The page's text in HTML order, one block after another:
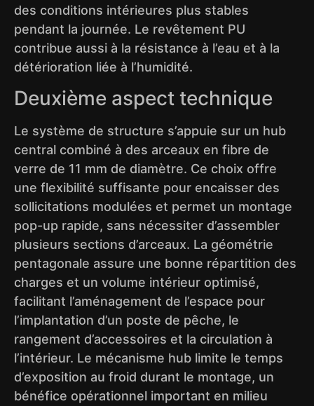
des conditions intérieures plus stables
pendant la journée. Le revêtement PU
contribue aussi à la résistance à l’eau et à la
détérioration liée à l’humidité.
Deuxième aspect technique
Le système de structure s’appuie sur un hub
central combiné à des arceaux en fibre de
verre de 11 mm de diamètre. Ce choix offre
une flexibilité suffisante pour encaisser des
sollicitations modulées et permet un montage
pop-up rapide, sans nécessiter d’assembler
plusieurs sections d’arceaux. La géométrie
pentagonale assure une bonne répartition des
charges et un volume intérieur optimisé,
facilitant l’aménagement de l’espace pour
l’implantation d’un poste de pêche, le
rangement d’accessoires et la circulation à
l’intérieur. Le mécanisme hub limite le temps
d’exposition au froid durant le montage, un
bénéfice opérationnel important en milieu